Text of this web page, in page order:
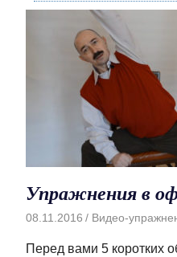
Упражнения в
08.11.2016 Видео-
Перед вами 5 коротких